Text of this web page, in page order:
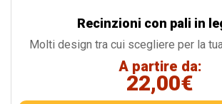
Recinzioni con pali in
Molti design tra cui scegliere per la tua
A partire da:
22,00€